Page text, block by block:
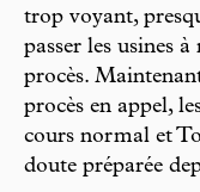
trop voyant,
passer les usines
procès.
procès en appel,
cours normal et
doute préparée